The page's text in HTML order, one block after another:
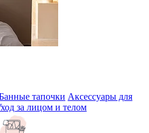
тапочки Аксессуары для
за лицом и телом